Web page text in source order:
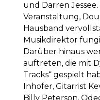
und Darren
Veranstaltung,
Hausband
Musikdirektor
Darüber hinaus
auftreten, die mit
Tracks“ gespielt
Inhofer, Gitarrist
Billy Peterson.